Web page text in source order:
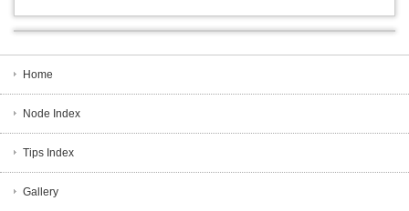
Home
Node Index
Tips Index
Gallery